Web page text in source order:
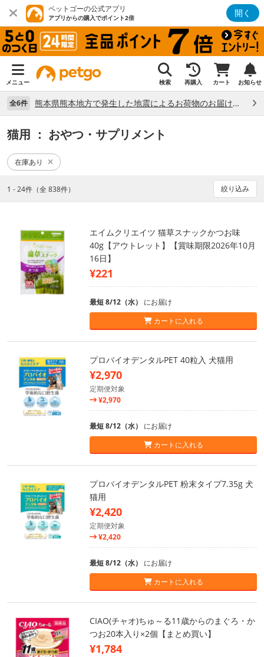
ペットゴーの公式アプリ
アプリからの購入でポイント2倍 開く
メニュー 検索 再購入 カート お知らせ
全6件 熊本県熊本地方で発生した地震によるお荷物のお届け状況について （7/28）
猫用 ： おやつ・サプリメント
在庫あり
1 - 24件（全 838件） 絞り込み
エイムクリエイツ 猫草スナックかつお味
40g【アウトレット】【賞味期限2026年10月
16日】
¥221
最短 8/12（水） にお届け
カートに入れる
プロバイオデンタルPET 40粒入 犬猫用
¥2,970
定期便対象
¥2,970
最短 8/12（水） にお届け
カートに入れる
プロバイオデンタルPET 粉末タイプ7.35g 犬
猫用
¥2,420
定期便対象
¥2,420
最短 8/12（水） にお届け
カートに入れる
CIAO(チャオ)ちゅ～る11歳からのまぐろ・か
つお20本入り×2個【まとめ買い】
¥1,784